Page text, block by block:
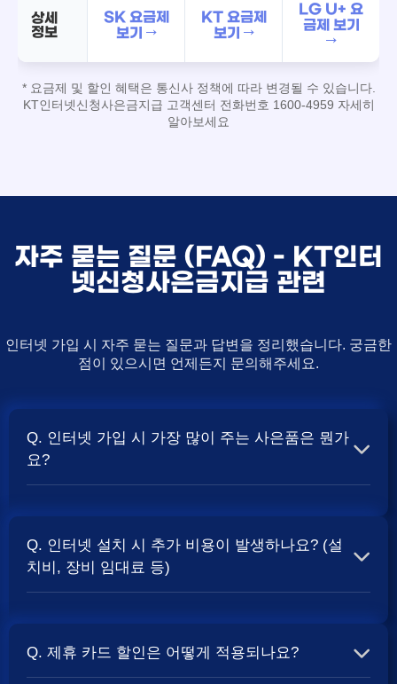
상세
정보
SK 요금제
보기 →
KT 요금제
보기 →
LG U+ 요
금제 보기
→
* 요금제 및 할인 혜택은 통신사 정책에 따라 변경될 수 있습니다.
KT인터넷신청사은금지급 고객센터 전화번호 1600-4959 자세히
알아보세요
자주 묻는 질문 (FAQ) - KT인터
넷신청사은금지급 관련
인터넷 가입 시 자주 묻는 질문과 답변을 정리했습니다. 궁금한
점이 있으시면 언제든지 문의해주세요.
Q. 인터넷 가입 시 가장 많이 주는 사은품은 뭔가
요?
보통 500Mbps 또는 1Gbps 인터넷을 TV와 결합하여 가입
할 때 현금 사은품 및 상품권 혜택이 더 크게 지급되는 경향
Q. 인터넷 설치 시 추가 비용이 발생하나요? (설
치비, 장비 임대료 등)
청구되는 경우가 많습니다. 다만, 인터넷 상품 및 프로모션
Q. 제휴 카드 할인은 어떻게 적용되나요?